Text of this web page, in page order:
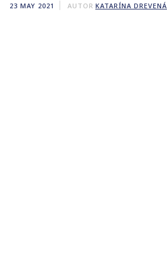
23 MAY 2021 AUTOR KATARÍNA DREVENÁ